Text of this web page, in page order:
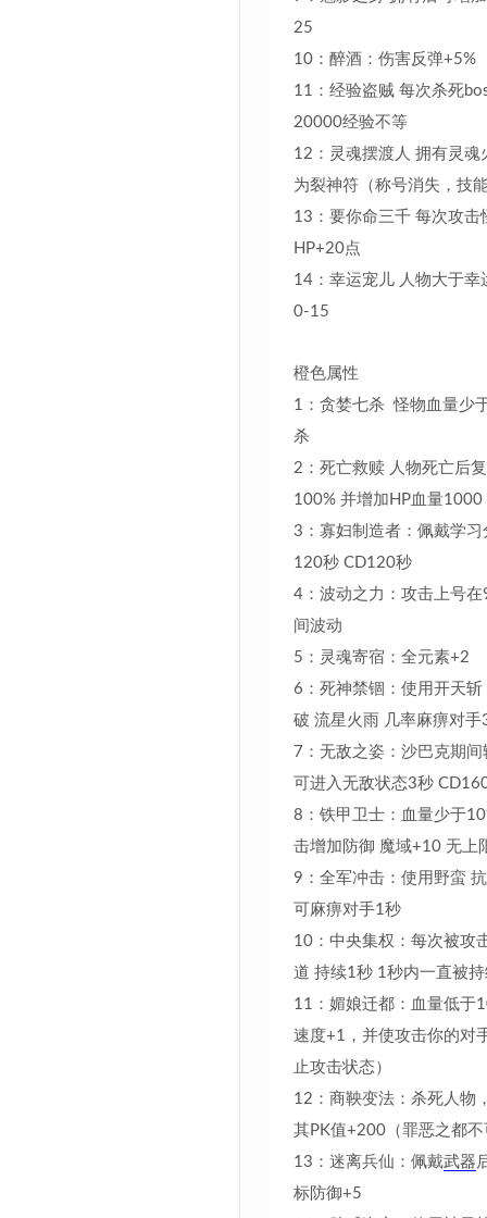
25
10：醉酒：伤害反弹+5%
11：经验盗贼 每次杀死
20000经验不等
12：灵魂摆渡人 拥有灵魂
为裂神符（称号消失，技
13：要你命三千 每次攻击
HP+20点
14：幸运宠儿 人物大于幸
0-15
橙色属性
1：贪婪七杀 怪物血量少
杀
2：死亡救赎 人物死亡后
100% 并增加HP血量
3：寡妇制造者：佩戴学习
120秒 CD120秒
4：波动之力：攻击上号
间波动
5：灵魂寄宿：全元素+2
6：死神禁锢：使用开天
破 流星火雨 几率麻痹对手
7：无敌之姿：沙巴克期间
可进入无敌状态3秒
8：铁甲卫士：血量少于
击增加防御 魔域+10 无上
9：全军冲击：使用野蛮
可麻痹对手1
10：中央集权：每次被攻
道 持续1秒 1秒内一直被
11：媚娘迁都：血量低于
速度+1，并使攻击你的对
止攻击状态）
12：商鞅变法：杀死人物
其PK值+200（罪恶之都
13：迷离兵仙：佩戴武器
标防御+5